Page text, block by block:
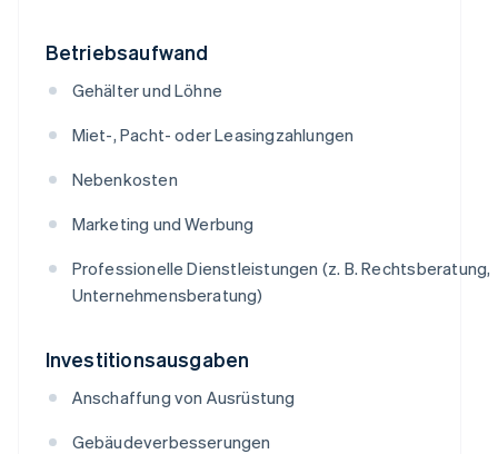
Betriebsaufwand
Gehälter und Löhne
Miet-, Pacht- oder Leasingzahlungen
Nebenkosten
Marketing und Werbung
Professionelle Dienstleistungen (z. B. Rechtsberatung,
Unternehmensberatung)
Investitionsausgaben
Anschaffung von Ausrüstung
Gebäudeverbesserungen